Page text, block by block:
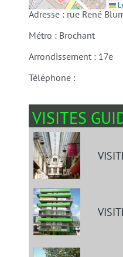
Adresse : rue René
Métro : Brochant
Arrondissement : 17e
Téléphone :
VISITES